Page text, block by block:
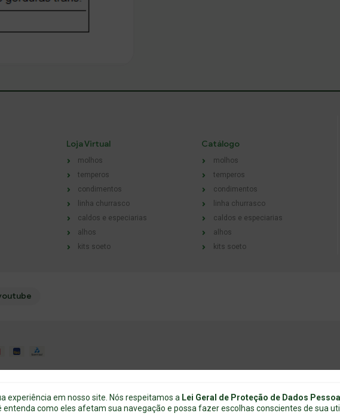
Loja Virtual
molhos
temperos
condimentos
linha churrasco
caldos e especiarias
alhos
kits soeto
Catálogo
molhos
temperos
condimentos
linha churrasco
caldos e especiarias
alhos
kits soeto
experiência em nosso site. Nós respeitamos a Lei Geral de Proteção de Dados
entenda como eles afetam sua navegação e possa fazer escolhas conscientes de sua